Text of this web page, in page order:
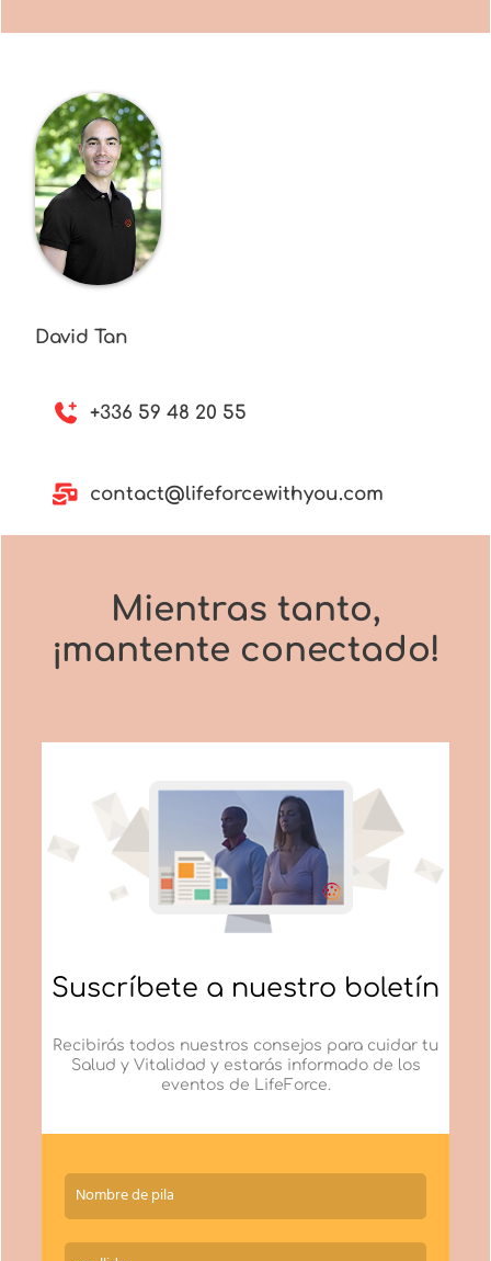
David Tan
+336 59 48 20 55
contact@lifeforcewithyou.com
Mientras tanto,
¡mantente conectado!
Suscríbete a nuestro boletín
Recibirás todos nuestros consejos para cuidar tu
Salud y Vitalidad y estarás informado de los
eventos de LifeForce.